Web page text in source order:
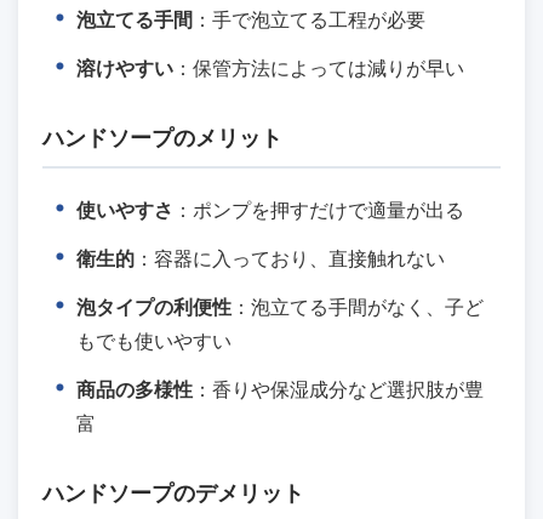
泡立てる手間 ：手で泡立てる工程が必要
溶けやすい ：保管方法によっては減りが早い
ハンドソープのメリット
使いやすさ ：ポンプを押すだけで適量が出る
衛生的 ：容器に入っており、直接触れない
泡タイプの利便性 ：泡立てる手間がなく、子ど
もでも使いやすい
商品の多様性 ：香りや保湿成分など選択肢が豊
富
ハンドソープのデメリット